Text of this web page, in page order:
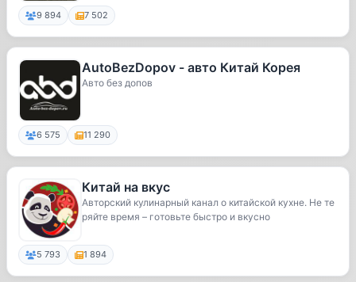
9 894 7 502
AutoBezDopov - авто Китай Корея
Авто без допов
6 575 11 290
Китай на вкус
Авторский кулинарный канал о китайской кухне. Не те
ряйте время – готовьте быстро и вкусно
5 793 1 894